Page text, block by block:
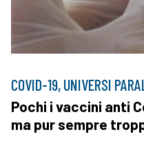
COVID-19, UNIVERSI
Pochi i vaccini anti
ma pur sempre